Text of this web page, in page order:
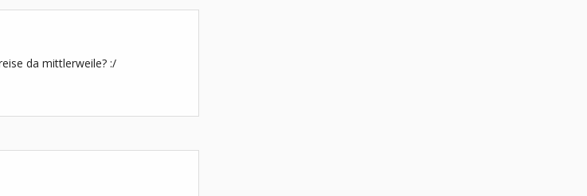
da mittlerweile? :/